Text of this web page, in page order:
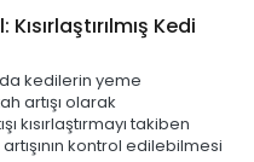
Kedi
kedilerin yeme
artışı olarak
kısırlaştırmayı takiben
kontrol edilebilmesi